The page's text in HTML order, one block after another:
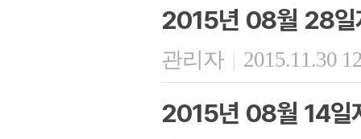
2015년 08월 28일
관리자 | 2015.11.30
2015년 08월 14일